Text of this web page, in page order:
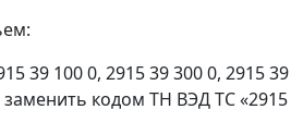
39 100 0, 2915 39 300 0, 2915 39
заменить кодом ТН ВЭД ТС «2915